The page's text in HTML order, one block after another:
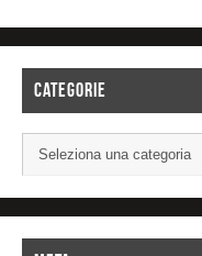
CATEGORIE